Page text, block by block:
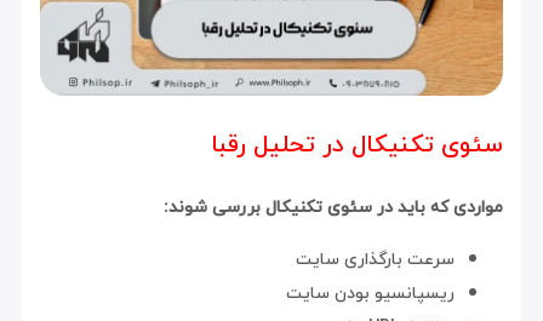
سئوی تکنیکال در تحلیل رقبا
مواردی که باید در سئوی تکنیکال بررسی شوند:
سرعت بارگذاری سایت
ریسپانسیو بودن سایت